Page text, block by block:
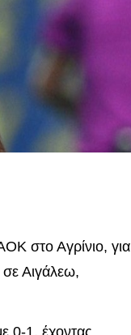
στο Αγρίνιο, για
σε Αιγάλεω,
0-1, έχοντας